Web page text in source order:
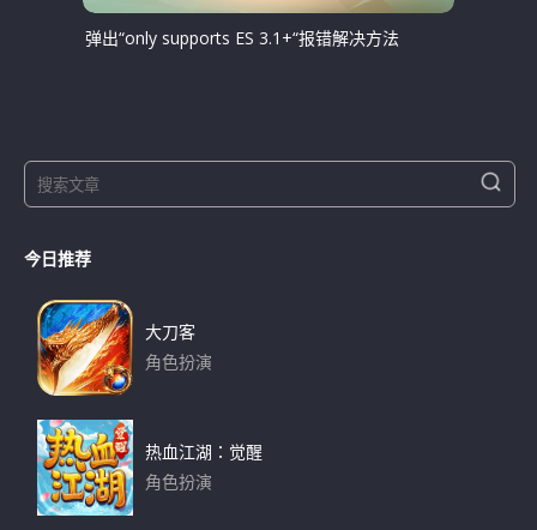
弹出“only supports ES 3.1+“报错解决方法
e
r
S
e
今日推荐
大刀客
角色扮演
热血江湖：觉醒
角色扮演